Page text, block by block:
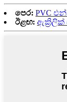
පෙර: PVC
ඊළඟ: ඇක්‍රිලික්